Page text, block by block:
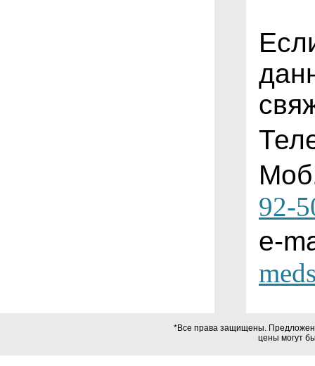
92-
e-
*Все права защищены.
цены могут